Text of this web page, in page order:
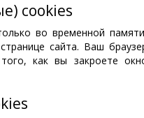
cookies
во временной
сайта. Ваш
как вы закроете